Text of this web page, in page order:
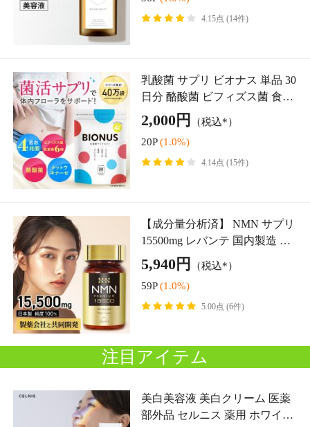
【成分量分析済】 NMN サプリ
15500mg レバンテ 国内製造 単
セル 酵母発酵 レスベラトロー
ル 還元型コエン
59P
(1.0%)
5.00点 (6件)
注目アイテム
美白美容液 美白クリーム 医薬
部外品 セルニス 薬用 ホワイト
品 ヒト型セラミド ヒアルロン
(1.0%)
3.95点 (19件)
化粧水 セルニス モイストセラ
ムローション 150ml セラミド
シカ 保湿 乾燥肌 敏感肌
2,530円
カリウム サプリ 単品 270粒 30
日分 塩化カリウム 36000mg 栄